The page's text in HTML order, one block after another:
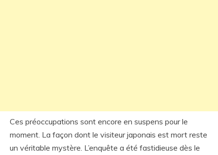
Ces préoccupations sont encore en suspens pour le
moment. La façon dont le visiteur japonais est mort reste
un véritable mystère. L’enquête a été fastidieuse dès le